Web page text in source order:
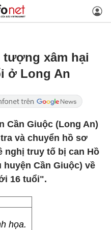
xâm hại
ở Long An
Cần Giuộc (Long An)
và chuyển hồ sơ
nghị truy tố bị can Hồ
huyện Cần Giuộc) về
16 tuổi".
họa.